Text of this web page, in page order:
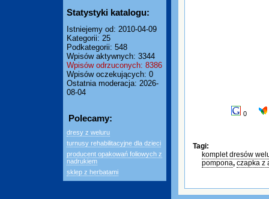
Statystyki katalogu:
Istniejemy od: 2010-04-09
Kategorii: 25
Podkategorii: 548
Wpisów aktywnych: 3344
Wpisów odrzuconych: 8386
Wpisów oczekujących: 0
Ostatnia moderacja: 2026-
08-04
Polecamy:
dresy z weluru
turnusy rehabilitacyjne dla dzieci
producent opakowań foliowych z
nadrukiem
sklep z herbatami
0
Tagi:
komplet dresów
pompona, czapka z